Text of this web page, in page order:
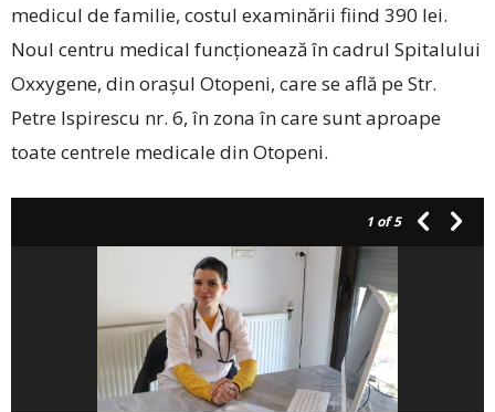
medicul de familie, costul examinării fiind 390 lei.
Noul centru medical funcționează în cadrul Spitalului
Oxxygene, din orașul Otopeni, care se află pe Str.
Petre Ispirescu nr. 6, în zona în care sunt aproape
toate centrele medicale din Otopeni.
1 of 5